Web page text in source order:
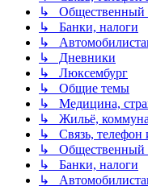
↳ Общественный
↳ Банки, налоги
↳
↳ Дневники
↳ Люксембург
↳ Общие темы
↳ Медицина,
↳ Жильё,
↳ Связь, телефон
↳ Общественный
↳ Банки, налоги
↳